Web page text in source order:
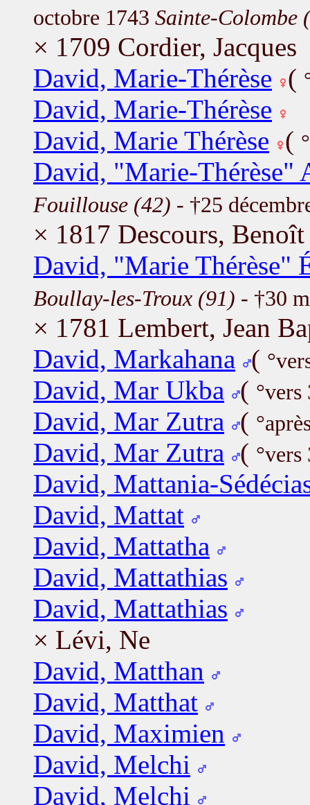
octobre 1743 Sainte-Colombe
× 1709 Cordier, Jacques
David, Marie-Thérèse (
David, Marie-Thérèse
David, Marie Thérèse (
David, "Marie-Thérèse"
Fouillouse (42) - †25
× 1817 Descours, Benoît
David, "Marie Thérèse"
Boullay-les-Troux (91) - †30
× 1781 Lembert, Jean
David, Markahana (
David, Mar Ukba ( °vers
David, Mar Zutra (
David, Mar Zutra ( °vers
David, Mattania-
David, Mattat
David, Mattatha
David, Mattathias
David, Mattathias
× Lévi, Ne
David, Matthan
David, Matthat
David, Maximien
David, Melchi
David, Melchi